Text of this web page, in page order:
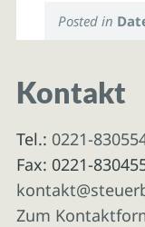
Posted in
Kontakt
Tel.: 0221-
Fax: 0221-
Zum